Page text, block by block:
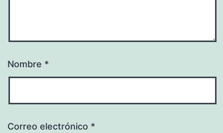
Nombre *
Correo electrónico *